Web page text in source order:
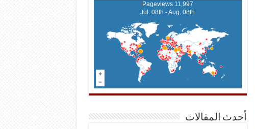
11,997 Pageviews
Jul. 08th - Aug. 08th
أحدث المقالات